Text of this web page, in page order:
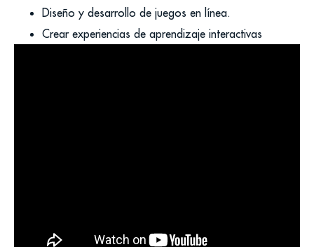
Diseño y desarrollo de juegos en línea.
Crear experiencias de aprendizaje interactivas